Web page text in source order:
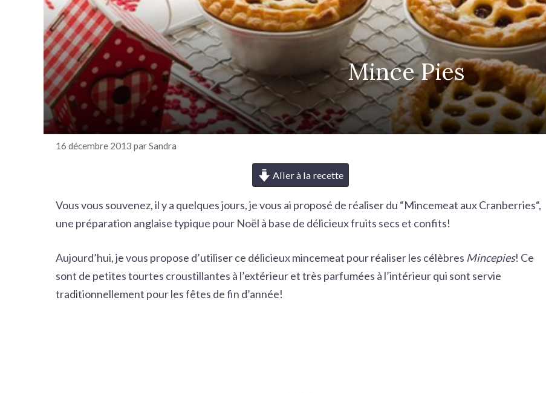
r
c
h
e
r
Mince Pies
16 décembre 2013 parSandra
Aller à la recette
Vous vous souvenez, il y a quelques jours, je vous ai proposé de réaliser du “Mincemeat aux Cranberries“,
une préparation anglaise typique pour Noël à base de délicieux fruits secs et confits!
Aujourd’hui, je vous propose d’utiliser ce délicieux mincemeat pour réaliser les célèbres Mincepies! Ce
sont de petites tourtes croustillantes à l’extérieur et très parfumées à l’intérieur qui sont servie
traditionnellement pour les fêtes de fin d’année!